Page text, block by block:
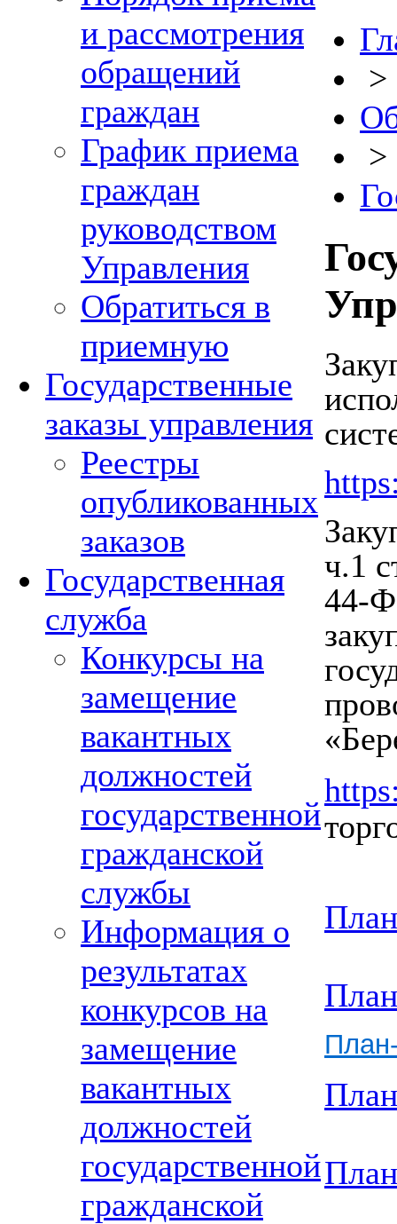
и рассмотрения
обращений
граждан
График приема
граждан
руководством
Управления
Обратиться в
приемную
Государственные
заказы управления
Реестры
опубликованных
заказов
Государственная
служба
Конкурсы на
замещение
вакантных
должностей
государственной
гражданской
службы
Информация о
результатах
конкурсов на
замещение
вакантных
должностей
государственной
гражданской
>
>
ч.1
44-